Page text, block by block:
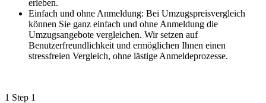
erleben.
Einfach und ohne Anmeldung: Bei Umzugspreisvergleich
können Sie ganz einfach und ohne Anmeldung die
Umzugsangebote vergleichen. Wir setzen auf
Benutzerfreundlichkeit und ermöglichen Ihnen einen
stressfreien Vergleich, ohne lästige Anmeldeprozesse.
1 Step 1